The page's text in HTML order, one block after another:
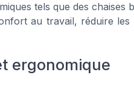
tels que des chaises
au travail, réduire
ergonomique